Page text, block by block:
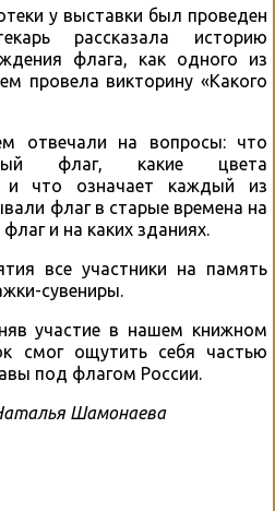
у выставки был проведен
рассказала историю
флага, как одного из
провела викторину «Какого
отвечали на вопросы: что
флаг, какие цвета
и что означает каждый из
флаг в старые времена на
и на каких зданиях.
все участники на память
сувениры.
участие в нашем книжном
смог ощутить себя частью
под флагом России.
Шамонаева